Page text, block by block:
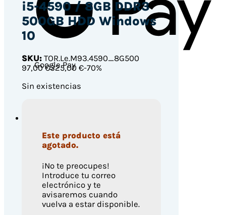
Google Pay
i5-4590 / 8GB DDR3
500GB HDD Windows
10
SKU:TOR.Le.M93.4590_8G500
97,00 €325,00 €-70%
Sin existencias
Este producto está
agotado.
¡No te preocupes!
Introduce tu correo
electrónico y te
avisaremos cuando
vuelva a estar disponible.